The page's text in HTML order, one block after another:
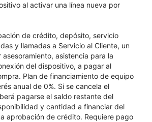
al activar una línea nueva por
de crédito, depósito, servicio
y llamadas a Servicio al Cliente, un
asistencia para la
del dispositivo, a pagar al
Plan de financiamiento de equipo
anual de 0%. Si se cancela el
pagarse el saldo restante del
y cantidad a financiar del
aprobación de crédito. Requiere pago